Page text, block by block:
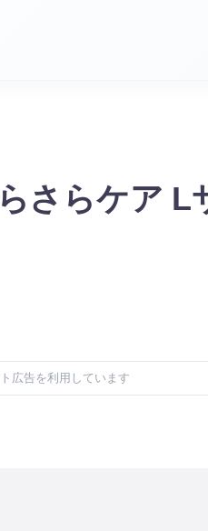
さらケア L
広告を利用しています